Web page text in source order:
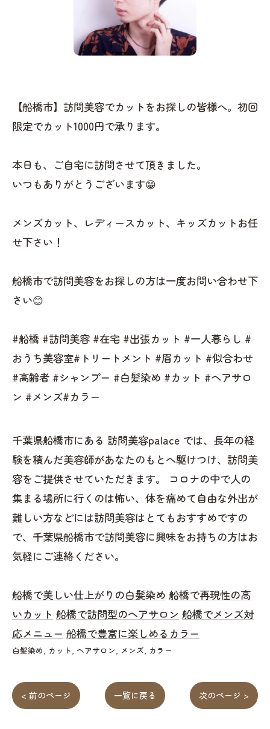
【船橋市】訪問美容でカットをお探しの皆様へ。初回
限定でカット1000円で承ります。
本日も、ご自宅に訪問させて頂きました。
いつもありがとうございます😁
メンズカット、レディースカット、キッズカットお任
せ下さい！
船橋市で訪問美容をお探しの方は一度お問い合わせ下
さい😊
#船橋 #訪問美容 #在宅 #出張カット #一人暮らし #
おうち美容室#トリートメント #眉カット #似合わせ
#高齢者 #シャンプー #白髪染め #カット #ヘアサロ
ン #メンズ#カラー
千葉県船橋市にある 訪問美容palace では、長年の経
験を積んだ美容師があなたのもとへ駆けつけ、訪問美
容をご提供させていただきます。 コロナの中で人の
集まる場所に行くのは怖い、体を痛めて自由な外出が
難しい方などには訪問美容はとてもおすすめですの
で、千葉県船橋市で訪問美容に興味をお持ちの方はお
気軽にご連絡ください。
船橋で美しい仕上がりの白髪染め 船橋で再現性の高
いカット 船橋で訪問型のヘアサロン 船橋でメンズ対
応メニュー 船橋で豊富に楽しめるカラー
白髪染め カット ヘアサロン メンズ カラー
< 前のページ 一覧に戻る 次のページ >